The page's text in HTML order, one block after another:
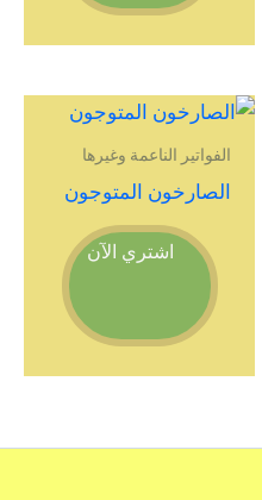
الفواتير الناعمة وغيرها
الصارخون المتوجون
اشتري الآن